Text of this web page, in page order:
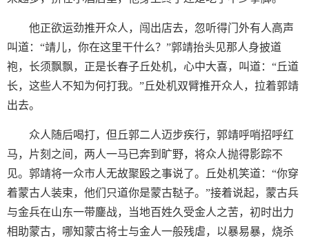
他正欲运劲推开众人，闯出店去，忽听得门外有人高声
叫道：“靖儿，你在这里干什么？”郭靖抬头见那人身披道
袍，长须飘飘，正是长春子丘处机，心中大喜，叫道：“丘道
长，这些人不知为何打我。”丘处机双臂推开众人，拉着郭靖
出去。
众人随后喝打，但丘郭二人迈步疾行，郭靖呼哨招呼红
马，片刻之间，两人一马已奔到旷野，将众人抛得影踪不
见。郭靖将一众市人无故聚殴之事说了。丘处机笑道：“你穿
着蒙古人装束，他们只道你是蒙古鞑子。”接着说起，蒙古兵
与金兵在山东一带鏖战，当地百姓久受金人之苦，初时出力
相助蒙古，哪知蒙古将士与金人一般残虐，以暴易暴，烧杀